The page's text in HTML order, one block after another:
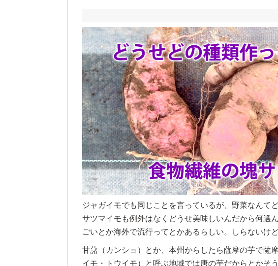
ジャガイモでも同じことを言っているが、野菜なんて
サツマイモも例外はなくどうせ美味しいんだから何選
ごいとか海外で流行ってとかあるらしい。しらないけど
甘藷（カンショ）とか、本州からしたら薩摩の芋で薩
イモ・トウイモ）と呼ぶ地域では唐の芋だからとかそ